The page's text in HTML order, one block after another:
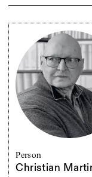
Person
Christian